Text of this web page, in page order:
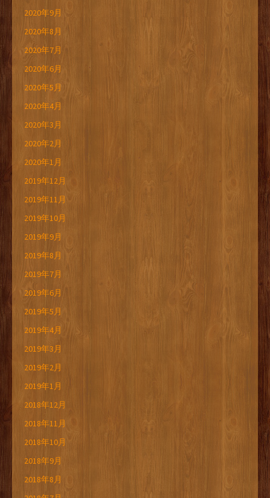
2020年9月
2020年8月
2020年7月
2020年6月
2020年5月
2020年4月
2020年3月
2020年2月
2020年1月
2019年12月
2019年11月
2019年10月
2019年9月
2019年8月
2019年7月
2019年6月
2019年5月
2019年4月
2019年3月
2019年2月
2019年1月
2018年12月
2018年11月
2018年10月
2018年9月
2018年8月